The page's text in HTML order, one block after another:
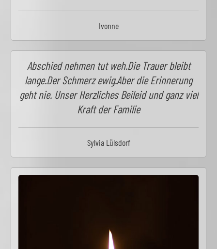
Ivonne
Abschied nehmen tut weh.Die Trauer bleibt
lange.Der Schmerz ewig.Aber die Erinnerung
geht nie. Unser Herzliches Beileid und ganz viel
Kraft der Familie
Sylvia Lülsdorf